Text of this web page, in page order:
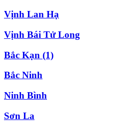
Vịnh Lan Hạ
Vịnh Bái Tử Long
Bắc Kạn (1)
Bắc Ninh
Ninh Bình
Sơn La